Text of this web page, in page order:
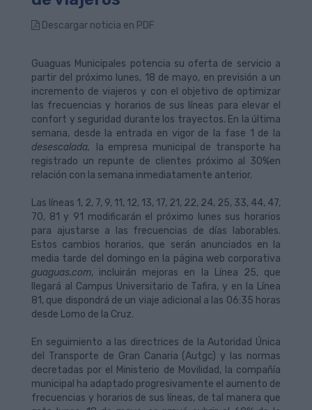
Descargar noticia en PDF
Guaguas Municipales potencia su oferta de servicio a
partir del próximo lunes, 18 de mayo, en previsión a un
incremento de viajeros y con el objetivo de optimizar
las frecuencias y horarios de sus líneas para elevar el
confort y seguridad durante los trayectos. En la última
semana, desde la entrada en vigor de la fase 1 de la
desescalada,
la empresa municipal de transporte ha
registrado un repunte de clientes próximo al 30%en
relación con la semana inmediatamente anterior.
Las líneas 1, 2, 7, 9, 11, 12, 13, 17, 21, 22, 24, 25, 33, 44, 47,
70, 81 y 91 modificarán el próximo lunes sus horarios
para ajustarse a las frecuencias de días laborables.
Estos cambios horarios, que serán anunciados en la
media tarde del domingo en la página web corporativa
guaguas.com, incluirán mejoras en la Línea 25, que
llegará al Campus Universitario de Tafira, y en la Línea
81, que dispondrá de un viaje adicional a las 06:35 horas
desde Lomo de la Cruz.
En seguimiento a las directrices de la Autoridad Única
del Transporte de Gran Canaria (Autgc) y las normas
decretadas por el Ministerio de Movilidad, la compañía
municipal ha adaptado progresivamente el aumento de
frecuencias y horarios de sus líneas, de tal manera que